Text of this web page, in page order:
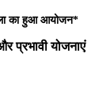
का हुआ आयोजन*
प्रभावी योजनाएं